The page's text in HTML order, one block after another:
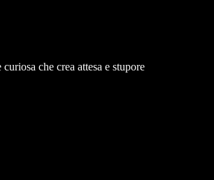
che crea attesa e stupore